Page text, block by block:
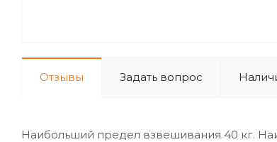
Отзывы Задать вопрос
Наибольший предел взвешивания 40 кг.